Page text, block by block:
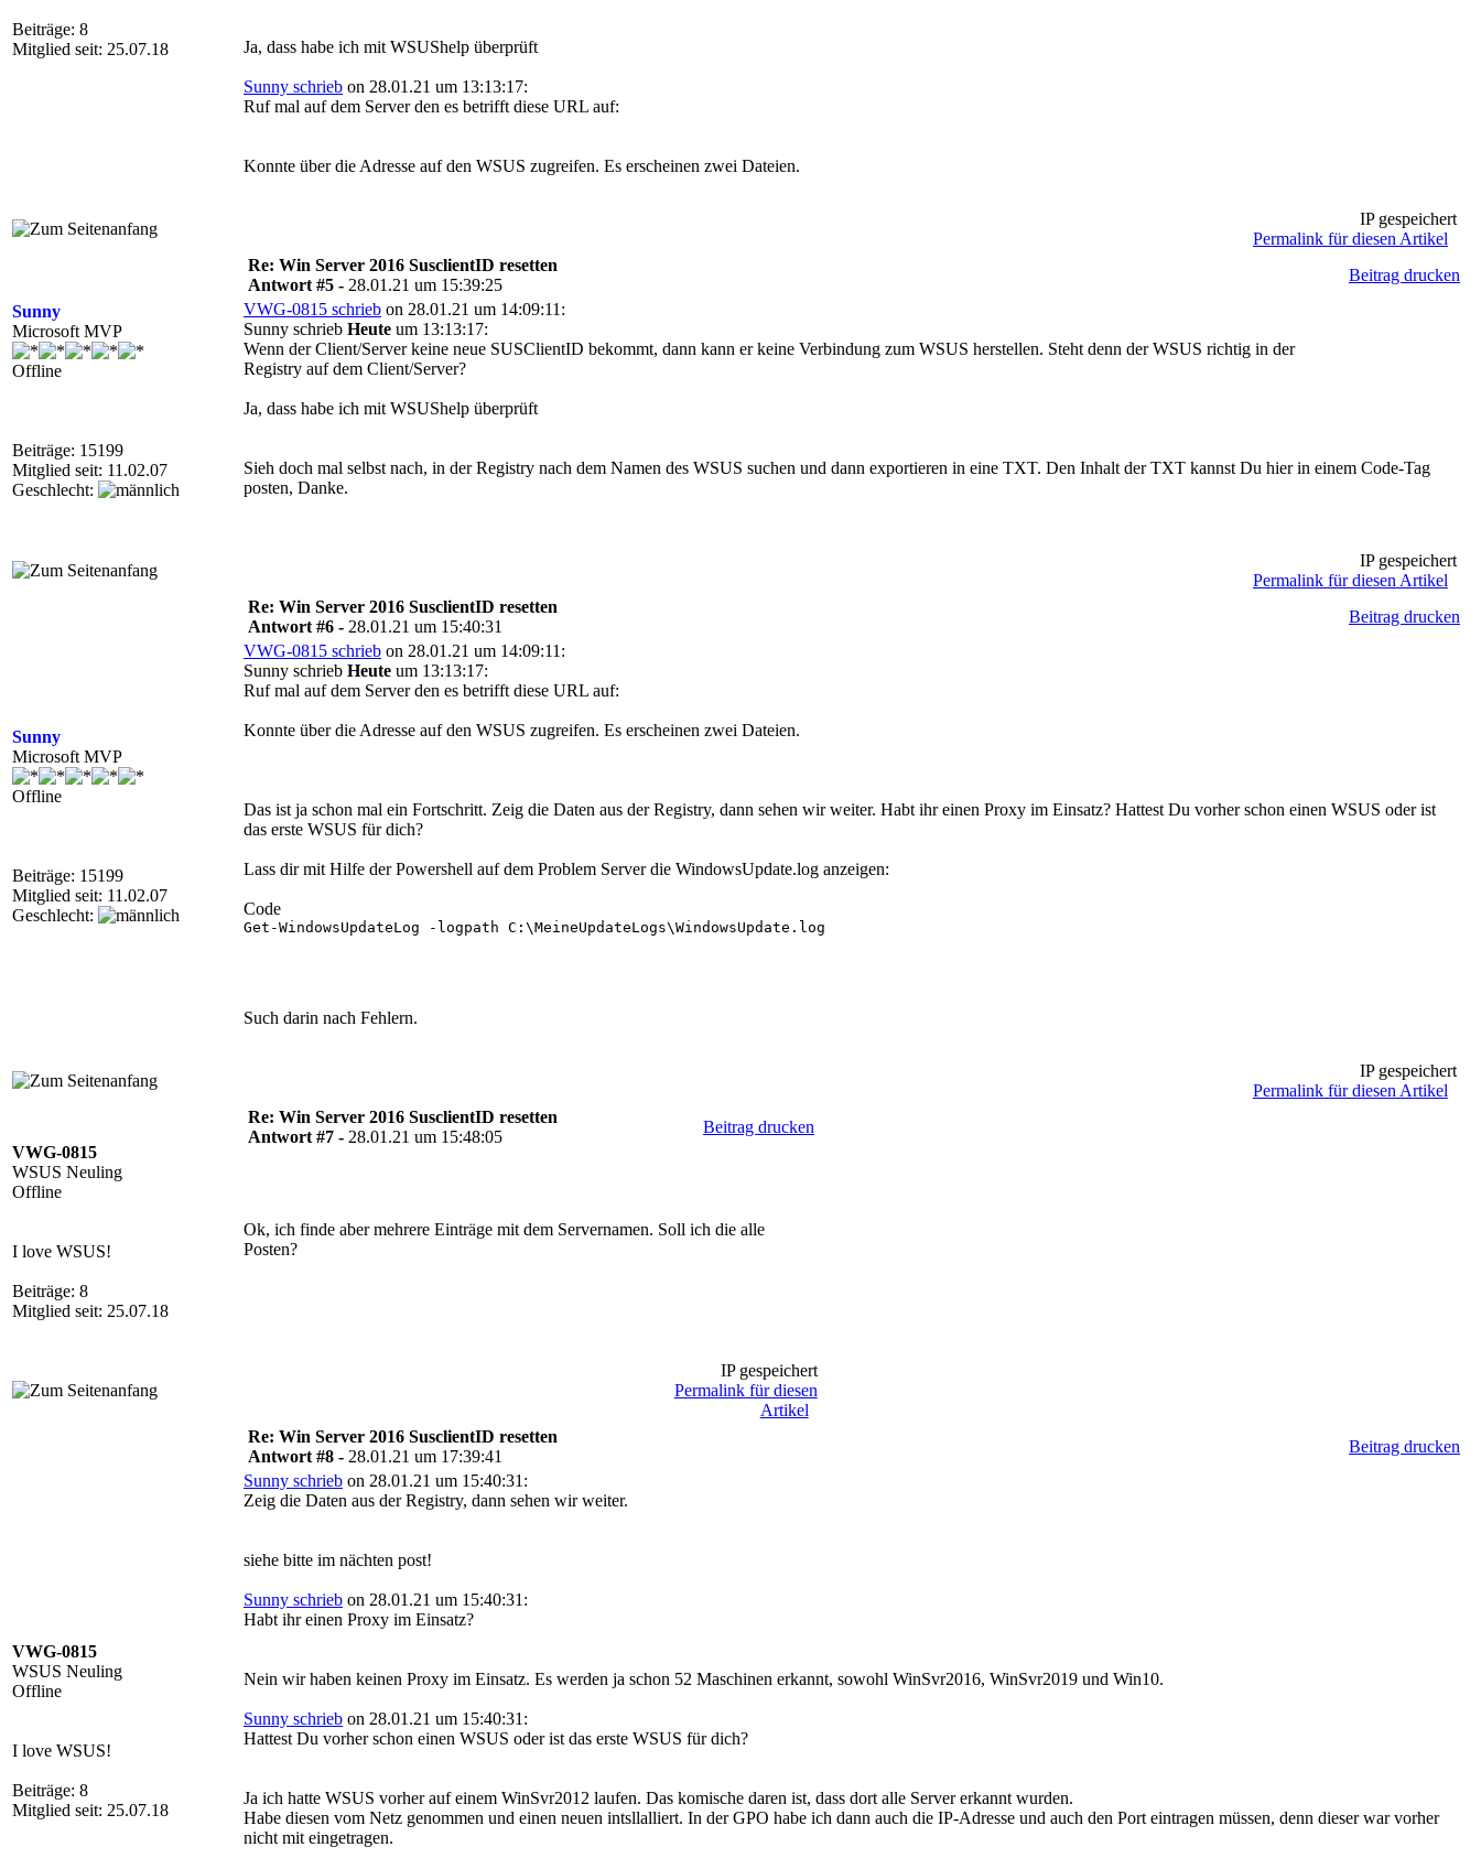
Beiträge: 8
Mitglied seit: 25.07.18
Ja, dass habe ich mit WSUShelp überprüft
Sunny schrieb on 28.01.21 um 13:13:17:
Ruf mal auf dem Server den es betrifft diese URL auf:
Konnte über die Adresse auf den WSUS zugreifen. Es erscheinen zwei Dateien.
IP gespeichert
Permalink für diesen Artikel
Sunny
Microsoft MVP
Offline
Beiträge: 15199
Mitglied seit: 11.02.07
Geschlecht:
Re: Win Server 2016 SusclientID resetten
Antwort #5 - 28.01.21 um 15:39:25
Beitrag drucken
VWG-0815 schrieb on 28.01.21 um 14:09:11:
Sunny schrieb Heute um 13:13:17:
Wenn der Client/Server keine neue SUSClientID bekommt, dann kann er keine Verbindung zum WSUS herstellen. Steht denn der WSUS richtig in der
Registry auf dem Client/Server?
Ja, dass habe ich mit WSUShelp überprüft
Sieh doch mal selbst nach, in der Registry nach dem Namen des WSUS suchen und dann exportieren in eine TXT. Den Inhalt der TXT kannst Du hier in einem Code-Tag
posten, Danke.
IP gespeichert
Permalink für diesen Artikel
Sunny
Microsoft MVP
Offline
Beiträge: 15199
Mitglied seit: 11.02.07
Geschlecht:
Re: Win Server 2016 SusclientID resetten
Antwort #6 - 28.01.21 um 15:40:31
Beitrag drucken
VWG-0815 schrieb on 28.01.21 um 14:09:11:
Sunny schrieb Heute um 13:13:17:
Ruf mal auf dem Server den es betrifft diese URL auf:
Konnte über die Adresse auf den WSUS zugreifen. Es erscheinen zwei Dateien.
Das ist ja schon mal ein Fortschritt. Zeig die Daten aus der Registry, dann sehen wir weiter. Habt ihr einen Proxy im Einsatz? Hattest Du vorher schon einen WSUS oder ist
das erste WSUS für dich?
Lass dir mit Hilfe der Powershell auf dem Problem Server die WindowsUpdate.log anzeigen:
Code
Get-WindowsUpdateLog -logpath C:\MeineUpdateLogs\WindowsUpdate.log
Such darin nach Fehlern.
IP gespeichert
Permalink für diesen Artikel
VWG-0815
WSUS Neuling
Offline
I love WSUS!
Beiträge: 8
Mitglied seit: 25.07.18
Re: Win Server 2016 SusclientID resetten
Antwort #7 - 28.01.21 um 15:48:05
Beitrag drucken
Ok, ich finde aber mehrere Einträge mit dem Servernamen. Soll ich die alle
Posten?
IP gespeichert
Permalink für diesen
Artikel
VWG-0815
WSUS Neuling
Offline
I love WSUS!
Beiträge: 8
Mitglied seit: 25.07.18
Re: Win Server 2016 SusclientID resetten
Antwort #8 - 28.01.21 um 17:39:41
Beitrag drucken
Sunny schrieb on 28.01.21 um 15:40:31:
Zeig die Daten aus der Registry, dann sehen wir weiter.
siehe bitte im nächten post!
Sunny schrieb on 28.01.21 um 15:40:31:
Habt ihr einen Proxy im Einsatz?
Nein wir haben keinen Proxy im Einsatz. Es werden ja schon 52 Maschinen erkannt, sowohl WinSvr2016, WinSvr2019 und Win10.
Sunny schrieb on 28.01.21 um 15:40:31:
Hattest Du vorher schon einen WSUS oder ist das erste WSUS für dich?
Ja ich hatte WSUS vorher auf einem WinSvr2012 laufen. Das komische daren ist, dass dort alle Server erkannt wurden.
Habe diesen vom Netz genommen und einen neuen intsllalliert. In der GPO habe ich dann auch die IP-Adresse und auch den Port eintragen müssen, denn dieser war vorher
nicht mit eingetragen.